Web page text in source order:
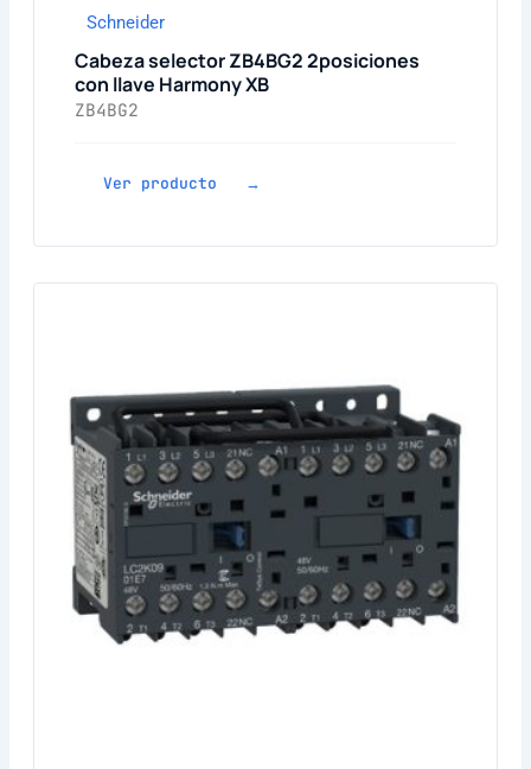
Schneider
Cabeza selector ZB4BG2 2posiciones
con llave Harmony XB
ZB4BG2
Ver producto →